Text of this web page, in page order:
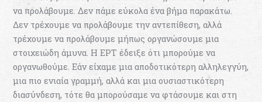
να προλάβουμε. Δεν πάμε εύκολα ένα βήμα παρακάτω.
Δεν τρέχουμε να προλάβουμε την αντεπίθεση, αλλά
τρέχουμε να προλάβουμε μήπως οργανώσουμε μια
στοιχειώδη άμυνα. Η ΕΡΤ έδειξε ότι μπορούμε να
οργανωθούμε. Εάν είχαμε μια αποδοτικότερη αλληλεγγύη,
μια πιο ενιαία γραμμή, αλλά και μια ουσιαστικότερη
διασύνδεση, τότε θα μπορούσαμε να φτάσουμε και στη